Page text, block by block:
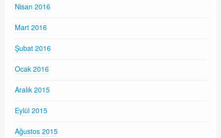
Nisan 2016
Mart 2016
Şubat 2016
Ocak 2016
Aralık 2015
Eylül 2015
Ağustos 2015